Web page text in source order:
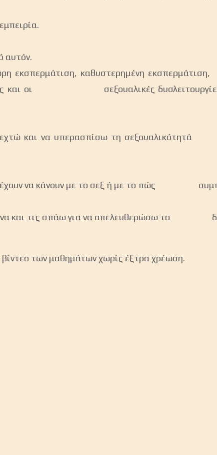
αυτόν.
εκσπερμάτιση, καθυστερημένη
και οι σεξουαλικές δυσλειτουργίες
και να υπερασπίσω τη
έχουν να κάνουν με το σεξ ή με το πώς
μένα και τις σπάω για να απελευθερώσω το
των μαθημάτων χωρίς έξτρα χρέωση.